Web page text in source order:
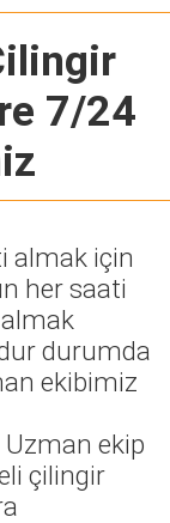
7/24
almak için
her saati
durumda
ekibimiz
ekip
çilingir